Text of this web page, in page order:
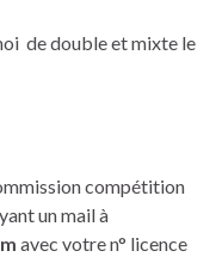
de double et mixte le
compétition
un mail à
avec votre n° licence